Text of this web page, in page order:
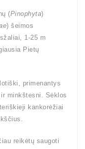
(Pinophyta)
) šeimos
1-25 m
Pietų
primenantys
minkštesni. Sėklos
kankorėžiai
reikėtų saugoti